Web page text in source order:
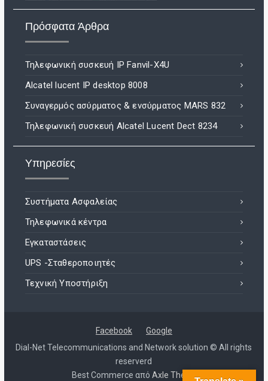
Πρόσφατα Άρθρα
Τηλεφωνική συσκευή IP Fanvil-X4U
Alcatel lucent IP desktop 8008
Συναγερμός ασύρματος & ενσύρματος MARS 832
Τηλεφωνική συσκευή Alcatel Lucent Dect 8234
Υπηρεσίες
Συστήματα Ασφαλείας
Τηλεφωνικά κέντρα
Εγκαταστάσεις
UPS -Σταθεροποιητές
Τεχνική Υποστήριξη
Facebook
Google
Dial-Net Telecommunications and Network solution © All rights
reserverd
Best Commerce από Axle Themes